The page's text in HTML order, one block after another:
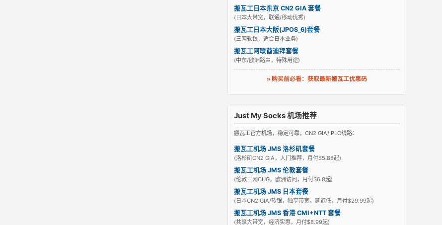
搬瓦工日本东京 CN2 GIA 套餐
(日本大带宽，联通/移动优秀)
搬瓦工日本大阪(JPOS_6)套餐
(三网软银，适合日本业务)
搬瓦工阿联酋迪拜套餐
(中东/欧洲路由，特殊用途)
» 购买前必看：获取最新搬瓦工优惠码
Just My Socks 机场推荐
搬瓦工官方机场，稳定可靠，CN2 GIA/IPLC线路：
搬瓦工机场 JMS 洛杉矶套餐
(洛杉矶CN2 GIA，入门推荐，月付$5.88起)
搬瓦工机场 JMS 伦敦套餐
(伦敦三网CUG，欧洲访问，月付$6.8起)
搬瓦工机场 JMS 日本套餐
(日本CN2 GIA/软银，独享带宽，延迟低，月付$29.99起)
搬瓦工机场 JMS 香港 CMI+NTT 套餐
(共享大带宽，经济实惠，月付$8.99起)